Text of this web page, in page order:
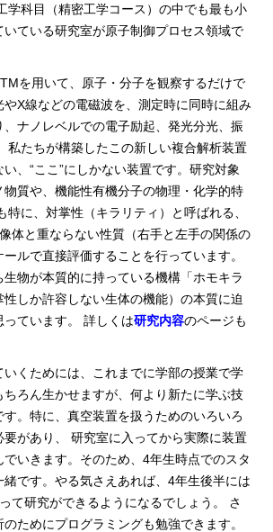
学科目（精密工学コース）の中でも最も小
いている研究室が原子制御プロセス領域で
を用いて、原子・分子を観察するだけで
やX線などの電磁波を、測定時に同時に組み
ナノレベルでの電子励起、発光分光、振
私たちが構築したこの新しい複合解析装置
、“ここ”にしかない装置です。研究対象
物質や、機能性有機分子の物理・化学的特
特に、対掌性（キラリティ）と呼ばれる、
体と重ならない性質（右手と左手の関係の
ルで直接評価することを行っています。
物が本質的に持っている機構「ホモキラ
性しか許容しない生体の機能）の本質に迫
ています。 詳しくは研究内容のページも
いくためには、これまでに学部の授業で学
ろん生かせますが、何より新たに学ぶ技
。特に、真空装置を扱うためのいろいろ
要があり、 研究室に入ってから実際に装置
いきます。そのため、4年生時点でのスタ
緒です。やる気さえあれば、4年生後半には
て研究ができるようになるでしょう。 さ
ためにプログラミングも勉強できます。